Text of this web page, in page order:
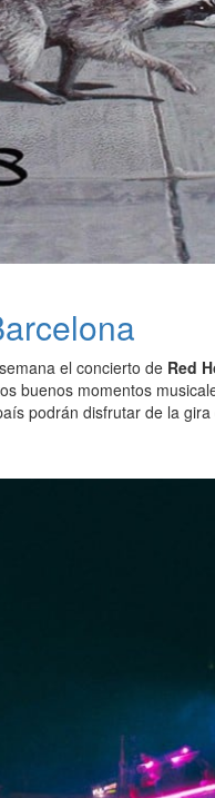
el concierto de Red
buenos momentos
podrán disfrutar de la